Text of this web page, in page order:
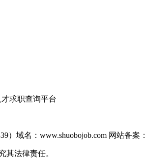
求职查询平台
）域名：www.shuobojob.com 网站备案：
其法律责任。